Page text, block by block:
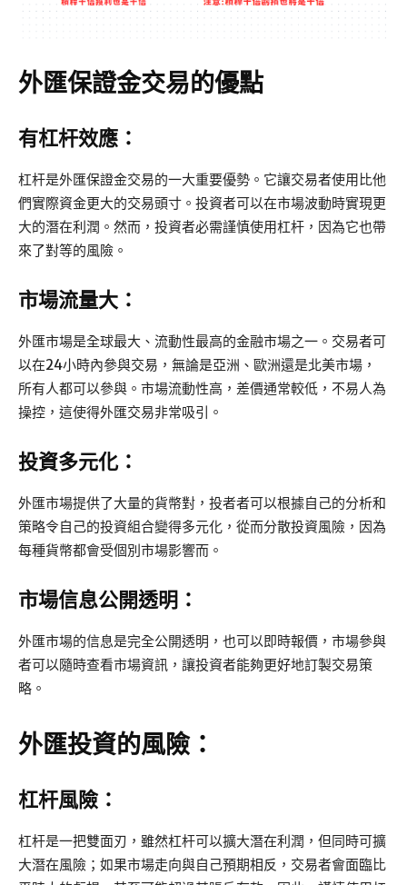
外匯保證金交易的優點
有杠杆效應：
杠杆是外匯保證金交易的一大重要優勢。它讓交易者使用比他
們實際資金更大的交易頭寸。投資者可以在市場波動時實現更
大的潛在利潤。然而，投資者必需謹慎使用杠杆，因為它也帶
來了對等的風險。
市場流量大：
外匯市場是全球最大、流動性最高的金融市場之一。交易者可
以在24小時內參與交易，無論是亞洲、歐洲還是北美市場，
所有人都可以參與。市場流動性高，差價通常較低，不易人為
操控，這使得外匯交易非常吸引。
投資多元化：
外匯市場提供了大量的貨幣對，投者者可以根據自己的分析和
策略令自己的投資組合變得多元化，從而分散投資風險，因為
每種貨幣都會受個別市場影響而。
市場信息公開透明：
外匯市場的信息是完全公開透明，也可以即時報價，市場參與
者可以隨時查看市場資訊，讓投資者能夠更好地訂製交易策
略。
外匯投資的風險：
杠杆風險：
杠杆是一把雙面刃，雖然杠杆可以擴大潛在利潤，但同時可擴
大潛在風險；如果市場走向與自己預期相反，交易者會面臨比